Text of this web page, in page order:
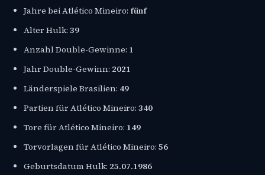
Jahre bei Atlético Mineiro: fünf
Alter Hulk: 39
Anzahl Double-Gewinne: 1
Jahr Double-Gewinn: 2021
Länderspiele Brasilien: 49
Partien für Atlético Mineiro: 340
Tore für Atlético Mineiro: 149
Torvorlagen für Atlético Mineiro: 56
Geburtsdatum Hulk: 25.07.1986